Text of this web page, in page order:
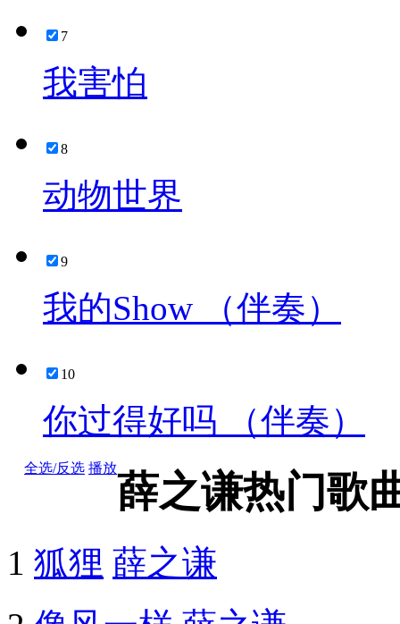
7
我害怕
8
动物世界
9
我的Show （伴奏）
10
你过得好吗 （伴奏）
全选/反选 播放
薛之谦热门歌
1 狐狸 薛之谦